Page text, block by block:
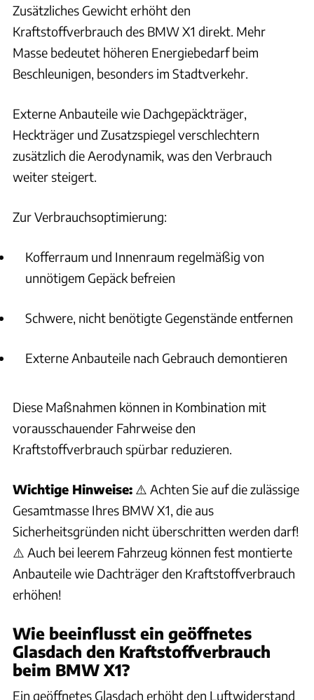
Zusätzliches Gewicht erhöht den
Kraftstoffverbrauch des BMW X1 direkt. Mehr
Masse bedeutet höheren Energiebedarf beim
Beschleunigen, besonders im Stadtverkehr.
Externe Anbauteile wie Dachgepäckträger,
Heckträger und Zusatzspiegel verschlechtern
zusätzlich die Aerodynamik, was den Verbrauch
weiter steigert.
Zur Verbrauchsoptimierung:
Kofferraum und Innenraum regelmäßig von
unnötigem Gepäck befreien
Schwere, nicht benötigte Gegenstände entfernen
Externe Anbauteile nach Gebrauch demontieren
Diese Maßnahmen können in Kombination mit
vorausschauender Fahrweise den
Kraftstoffverbrauch spürbar reduzieren.
Wichtige Hinweise: ⚠️ Achten Sie auf die zulässige
Gesamtmasse Ihres BMW X1, die aus
Sicherheitsgründen nicht überschritten werden darf!
⚠️ Auch bei leerem Fahrzeug können fest montierte
Anbauteile wie Dachträger den Kraftstoffverbrauch
erhöhen!
Wie beeinflusst ein geöffnetes
Glasdach den Kraftstoffverbrauch
beim BMW X1?
Ein geöffnetes Glasdach erhöht den Luftwiderstand